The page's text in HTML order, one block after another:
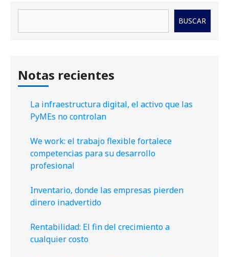
BUSCAR
Notas recientes
La infraestructura digital, el activo que las
PyMEs no controlan
We work: el trabajo flexible fortalece
competencias para su desarrollo
profesional
Inventario, donde las empresas pierden
dinero inadvertido
Rentabilidad: El fin del crecimiento a
cualquier costo